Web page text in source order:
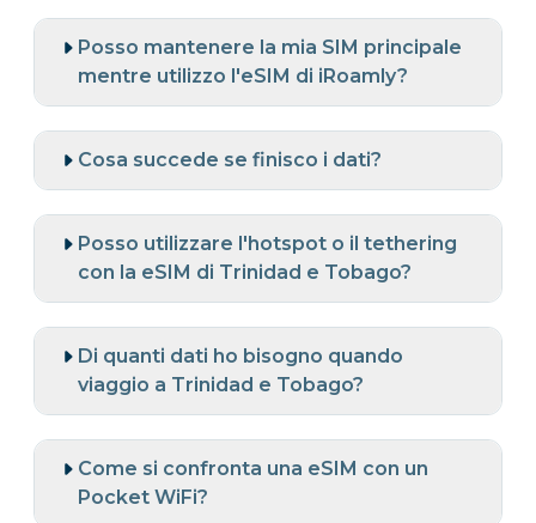
Posso mantenere la mia SIM principale
mentre utilizzo l'eSIM di iRoamly?
Cosa succede se finisco i dati?
Posso utilizzare l'hotspot o il tethering
con la eSIM di Trinidad e Tobago?
Di quanti dati ho bisogno quando
viaggio a Trinidad e Tobago?
Come si confronta una eSIM con un
Pocket WiFi?